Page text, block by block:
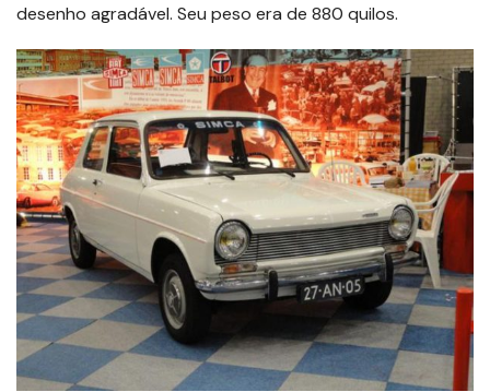
desenho agradável. Seu peso era de 880 quilos.